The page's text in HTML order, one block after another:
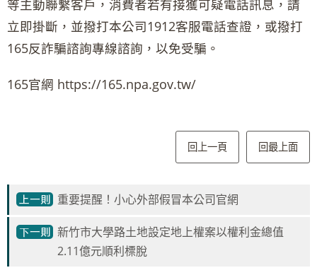
等主動聯繫客戶，消費者若有接獲可疑電話訊息，請
立即掛斷，並撥打本公司1912客服電話查證，或撥打
165反詐騙諮詢專線諮詢，以免受騙。
165官網 https://165.npa.gov.tw/
回上一頁 回最上面
重要提醒！小心外部假冒本公司官網
新竹市大學路土地設定地上權案以權利金總值
2.11億元順利標脫